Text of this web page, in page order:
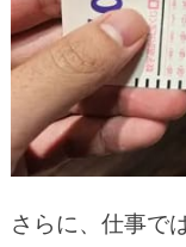
さらに、仕事で